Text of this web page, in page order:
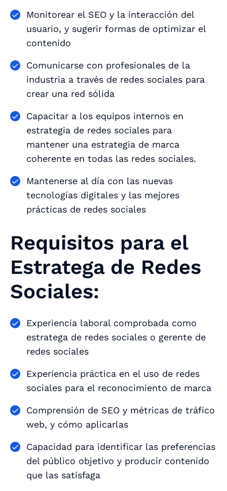
Monitorear el SEO y la interacción del
usuario, y sugerir formas de optimizar el
contenido
Comunicarse con profesionales de la
industria a través de redes sociales para
crear una red sólida
Capacitar a los equipos internos en
estrategia de redes sociales para
mantener una estrategia de marca
coherente en todas las redes sociales.
Mantenerse al día con las nuevas
tecnologías digitales y las mejores
prácticas de redes sociales
Requisitos para el
Estratega de Redes
Sociales:
Experiencia laboral comprobada como
estratega de redes sociales o gerente de
redes sociales
Experiencia práctica en el uso de redes
sociales para el reconocimiento de marca
Comprensión de SEO y métricas de tráfico
web, y cómo aplicarlas
Capacidad para identificar las preferencias
del público objetivo y producir contenido
que las satisfaga